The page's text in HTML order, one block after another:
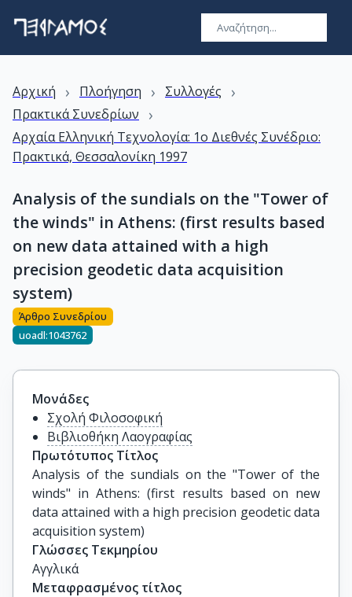
Αρχική › Πλοήγηση › Συλλογές ›
Πρακτικά Συνεδρίων ›
Αρχαία Ελληνική Τεχνολογία: 1ο Διεθνές Συνέδριο:
Πρακτικά, Θεσσαλονίκη 1997
Analysis of the sundials on the "Tower of
the winds" in Athens: (first results based
on new data attained with a high
precision geodetic data acquisition
system)
Άρθρο Συνεδρίου
uoadl:1043762
Μονάδες
Σχολή Φιλοσοφική
Βιβλιοθήκη Λαογραφίας
Πρωτότυπος Τίτλος
Analysis of the sundials on the "Tower of the
winds" in Athens: (first results based on new
data attained with a high precision geodetic data
acquisition system)
Γλώσσες Τεκμηρίου
Αγγλικά
Μεταφρασμένος τίτλος